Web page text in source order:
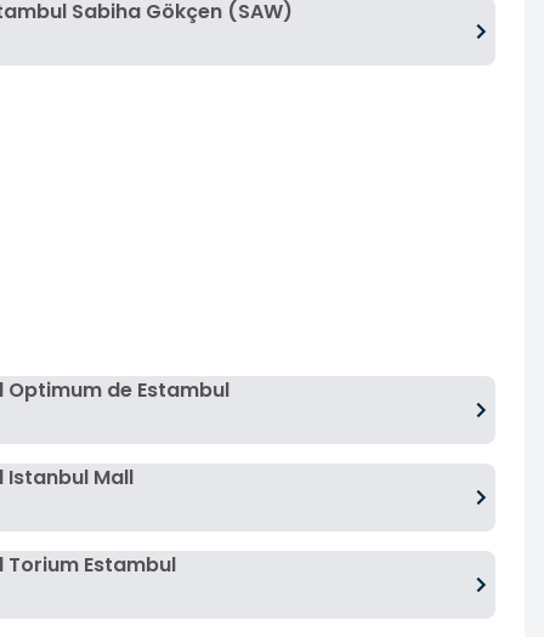
Sabiha Gökçen (SAW)
de Estambul
Mall
Estambul